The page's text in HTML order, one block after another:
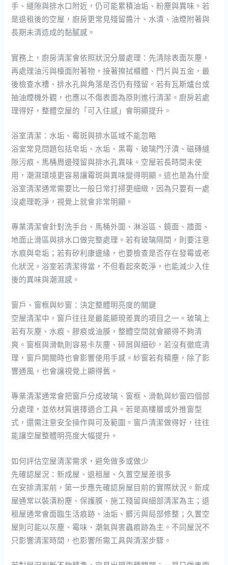
手、縫隙與排水口附近，仍可能累積油垢、粉塵與異味。若
是退租後的空屋，廚房更常見殘留醬汁、水漬、油煙附著與
長期未清造成的黏膩感。
實務上，廚房清潔會依照狀況分層處理：先清除表面灰塵，
再處理油污與檯面附著物，接著擦拭櫃體、門片與五金，最
後檢查水槽、排水孔與角落是否仍有殘留。若有瓦斯爐台或
抽油煙機外觀，也應以不傷表面為原則進行清潔。廚房若處
理得好，整體空屋的「可入住感」會明顯提升。
浴室清潔：水垢、霉斑與排水區域不能忽略
浴室常見問題包括皂垢、水垢、黑霉、玻璃門汙漬、磁磚縫
隙污痕、馬桶周邊殘留與排水孔異味。空屋若長時間未使
用，潮濕環境更容易讓霉斑與異味變得明顯。這也是為什麼
浴室清潔通常需要比一般日常打掃更細緻，因為只要有一處
沒處理乾淨，視覺上就會非常明顯。
專業清潔會針對洗手台、馬桶外圍、淋浴區、鏡面、牆面、
地面止滑區與排水口做完整處理。若有玻璃隔間，則要注意
水痕與皂垢；若有矽利康邊緣，也要檢查是否存在發霉或老
化狀況。浴室若清潔得當，不但看起來乾淨，也能減少入住
後的異味與潮濕感。
窗戶、窗框與紗窗：決定整體明亮度的關鍵
空屋清潔中，窗戶往往是最能顯現差異的項目之一。玻璃上
若有灰塵、水痕、膠痕或油膜，整體空間就會顯得不夠清
爽。窗框與滑軌則容易卡灰塵、碎屑與細砂，若沒有徹底清
理，窗戶開關時也會影響使用手感。紗窗若有積塵，除了影
響通風，也會讓視覺上顯得舊。
專業清潔通常會把窗戶分成玻璃、窗框、滑軌與紗窗四個部
分處理，並依材質選擇適合工具。若是高樓層或外推窗型
式，還需注意安全操作與可及範圍。窗戶清潔做得好，往往
能讓空屋整體明亮度大幅提升。
如何評估空屋清潔需求，避免做多或做少
先確認屋況：新成屋、退租屋、久置空屋差很多
在安排清潔前，第一步應先確認房屋目前的實際狀況。新成
屋通常以裝潢粉塵、保護膜、施工殘留與細部清潔為主；退
租屋通常會面臨生活痕跡、油垢、髒污與局部修整；久置空
屋則可能以灰塵、霉味、潮氣與害蟲痕跡為主。不同屋況不
只影響清潔時間，也影響所需工具與清潔步驟。